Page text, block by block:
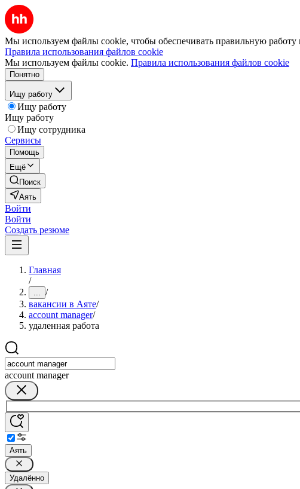
Мы используем файлы cookie, чтобы обеспечивать правильную работу
Правила использования файлов cookie
Мы используем файлы cookie. Правила использования файлов cookie
Понятно
Ищу работу
Ищу работу
Ищу работу
Ищу сотрудника
Сервисы
Помощь
Ещё
Поиск
Аять
Войти
Войти
Создать резюме
Главная
/
... /
вакансии в Аяте/
account manager/
удаленная работа
account manager
Аять
Удалённо